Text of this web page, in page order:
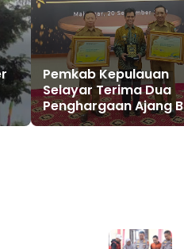
Pemkab Kepulauan
Selayar Terima Dua
Penghargaan Ajang
Award 2022